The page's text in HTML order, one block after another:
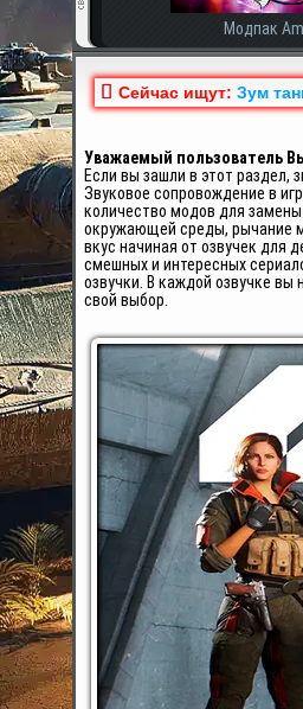
Модпак
Сейчас ищут: Зум
Уважаемый пользователь
Если вы зашли в этот раздел,
Звуковое сопровождение в
количество модов для
окружающей среды, рычание
вкус начиная от озвучек для
смешных и интересных
озвучки. В каждой озвучке
свой выбор.